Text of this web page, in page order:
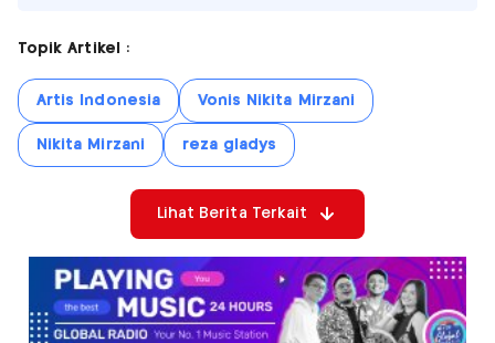
Topik Artikel :
Artis Indonesia Vonis Nikita Mirzani
Nikita Mirzani reza gladys
Lihat Berita Terkait